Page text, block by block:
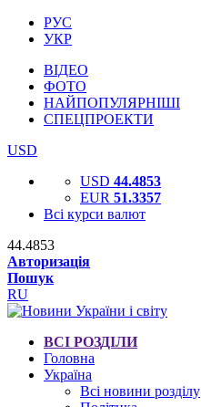
РУС
УКР
ВІДЕО
ФОТО
НАЙПОПУЛЯРНІШІ
СПЕЦПРОЕКТИ
USD
USD 44.4853
EUR 51.3357
Всі курси валют
44.4853
Авторизація
Пошук
RU
ВСІ РОЗДІЛИ
Головна
Україна
Всі новини розділу